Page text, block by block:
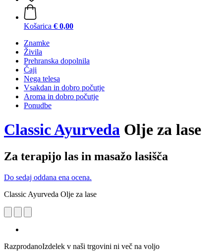
Košarica € 0,00
Znamke
Živila
Prehranska dopolnila
Čaji
Nega telesa
Vsakdan in dobro počutje
Aroma in dobro počutje
Ponudbe
Classic Ayurveda Olje za lase
Za terapijo las in masažo lasišča
Do sedaj oddana ena ocena.
Classic Ayurveda Olje za lase
RazprodanoIzdelek v naši trgovini ni več na voljo